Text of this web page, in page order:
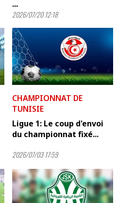
...
2026/07/20 12:18
CHAMPIONNAT DE
TUNISIE
Ligue 1: Le coup d'envoi
du championnat fixé...
2026/07/03 17:59